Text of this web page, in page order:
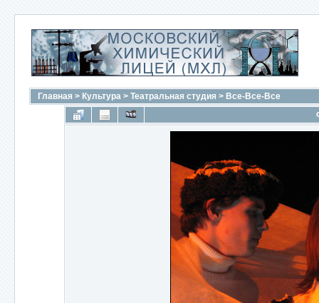
Главная > Культура > Театральная студия > Все-Все-Все